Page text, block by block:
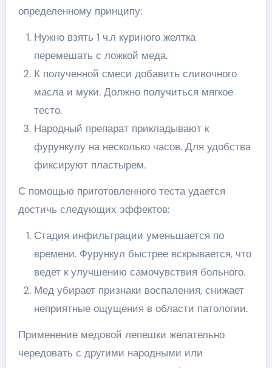
определенному принципу:
Нужно взять 1 ч.л куриного желтка
перемешать с ложкой меда.
К полученной смеси добавить сливочного
масла и муки. Должно получиться мягкое
тесто.
Народный препарат прикладывают к
фурункулу на несколько часов. Для удобства
фиксируют пластырем.
С помощью приготовленного теста удается
достичь следующих эффектов:
Стадия инфильтрации уменьшается по
времени. Фурункул быстрее вскрывается, что
ведет к улучшению самочувствия больного.
Мед убирает признаки воспаления, снижает
неприятные ощущения в области патологии.
Применение медовой лепешки желательно
чередовать с другими народными или